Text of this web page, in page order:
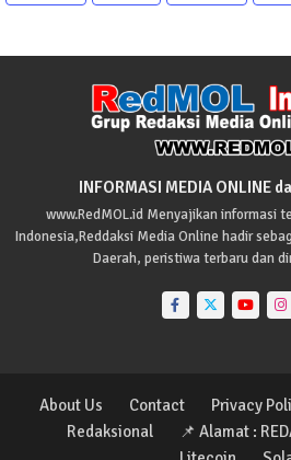
INFORMASI MEDIA ONLINE
www.RedMOL.id Menyajikan informasi
Indonesia,Reddaksi Media Online hadir
Daerah, peristiwa terbaru dan
About Us Contact Privacy
Redaksional
📌 Alamat :